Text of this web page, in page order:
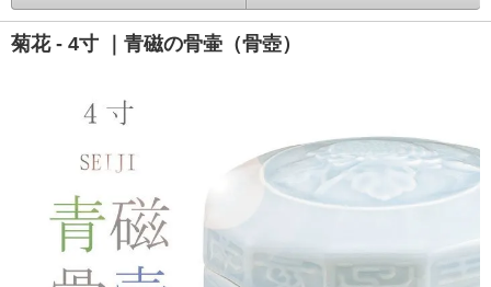
菊花 - 4寸 ｜青磁の骨壷（骨壺）